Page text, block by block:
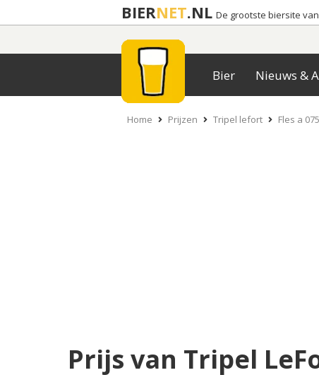
BIERNET.NL De grootste biersite
Bier Nieuws &
Home Prijzen Tripel lefort Fles a
Prijs van Tripel